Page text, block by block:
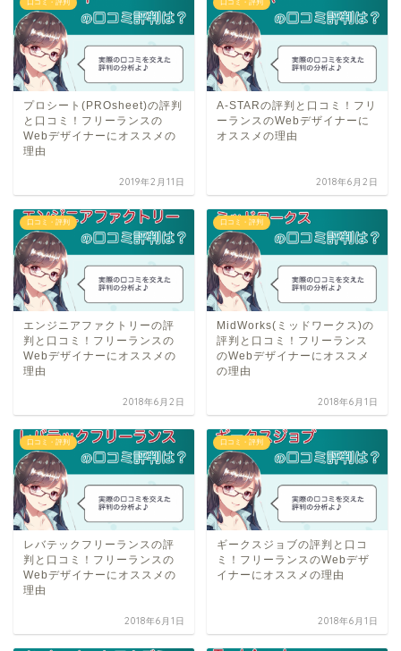
口コミ・評判
プロシート(PROsheet)の評判
と口コミ！フリーランスの
Webデザイナーにオススメの
理由
2019年2月11日
口コミ・評判
A-STARの評判と口コミ！フリ
ーランスのWebデザイナーに
オススメの理由
2018年6月2日
口コミ・評判
エンジニアファクトリーの評
判と口コミ！フリーランスの
Webデザイナーにオススメの
理由
2018年6月2日
口コミ・評判
MidWorks(ミッドワークス)の
評判と口コミ！フリーランス
のWebデザイナーにオススメ
の理由
2018年6月1日
口コミ・評判
レバテックフリーランスの評
判と口コミ！フリーランスの
Webデザイナーにオススメの
理由
2018年6月1日
口コミ・評判
ギークスジョブの評判と口コ
ミ！フリーランスのWebデザ
イナーにオススメの理由
2018年6月1日